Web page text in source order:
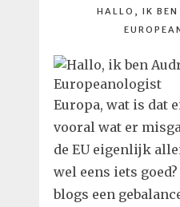
HALLO, IK BEN
Europa, wat is dat
vooral wat er
de EU eigenlijk
wel eens iets
blogs een